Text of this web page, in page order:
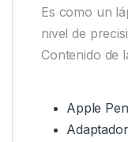
Es como un
nivel de
Contenido de
Apple